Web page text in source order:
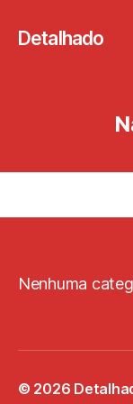
Detalhado
Nenhuma
© 2026